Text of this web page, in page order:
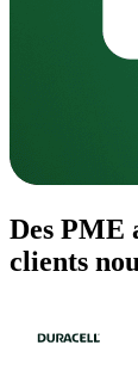
Des PME
clients